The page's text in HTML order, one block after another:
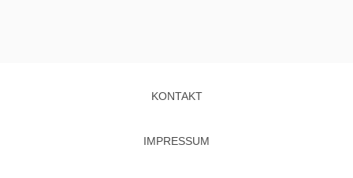
KONTAKT
IMPRESSUM